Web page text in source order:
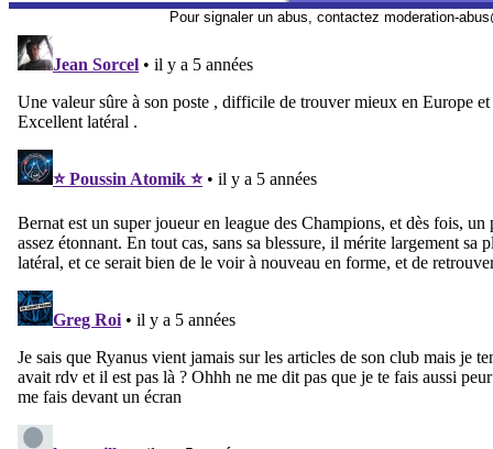
Pour signaler un abus, contactez moderation-